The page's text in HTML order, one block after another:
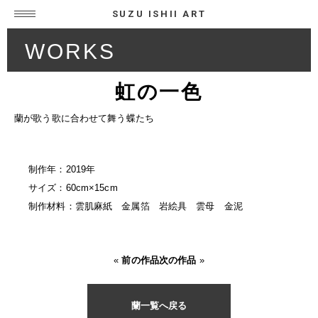
SUZU ISHII ART
WORKS
虹の一色
蘭が歌う歌に合わせて舞う蝶たち
制作年：2019年
サイズ：60cm×15cm
制作材料：雲肌麻紙 金属箔 岩絵具 雲母 金泥
«前の作品次の作品 »
蘭一覧へ戻る